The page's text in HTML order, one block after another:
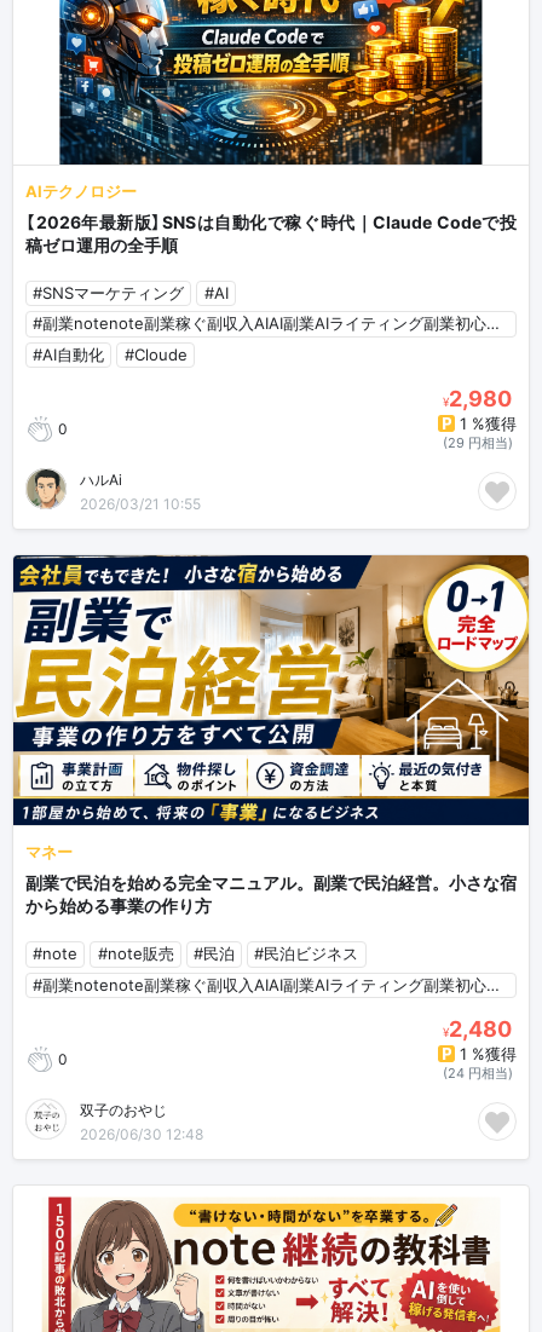
AIテクノロジー
【2026年最新版】SNSは自動化で稼ぐ時代｜Claude Codeで投
稿ゼロ運用の全手順
#SNSマーケティング
#AI
#副業notenote副業稼ぐ副収入AIAI副業AIライティング副業初心者AI初心者
#AI自動化
#Cloude
0
¥2,980
1 %獲得
(29 円相当)
ハルAi
2026/03/21 10:55
マネー
副業で民泊を始める完全マニュアル。副業で民泊経営。小さな宿
から始める事業の作り方
#note #note販売 #民泊
#民泊ビジネス
#副業notenote副業稼ぐ副収入AIAI副業AIライティング副業初心者AI初心者
0
¥2,480
1 %獲得
(24 円相当)
双子のおやじ
2026/06/30 12:48